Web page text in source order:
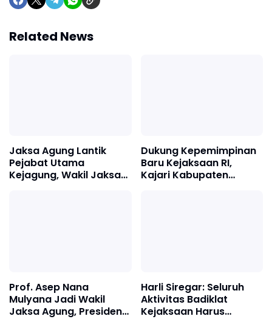
Related News
Jaksa Agung Lantik
Pejabat Utama
Kejagung, Wakil Jaksa
Dukung Kepemimpinan
Baru Kejaksaan RI,
Kajari Kabupaten
Prof. Asep Nana
Mulyana Jadi Wakil
Jaksa Agung, Presiden
Harli Siregar: Seluruh
Aktivitas Badiklat
Kejaksaan Harus